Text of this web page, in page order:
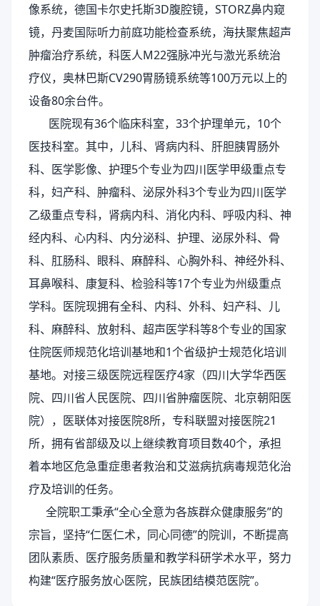
像系统，德国卡尔史托斯3D腹腔镜，STORZ鼻内窥
镜，丹麦国际听力前庭功能检查系统，海扶聚焦超声
肿瘤治疗系统，科医人M22强脉冲光与激光系统治
疗仪，奥林巴斯CV290胃肠镜系统等100万元以上的
设备80余台件。
医院现有36个临床科室，33个护理单元，10个
医技科室。其中，儿科、肾病内科、肝胆胰胃肠外
科、医学影像、护理5个专业为四川医学甲级重点专
科，妇产科、肿瘤科、泌尿外科3个专业为四川医学
乙级重点专科，肾病内科、消化内科、呼吸内科、神
经内科、心内科、内分泌科、护理、泌尿外科、骨
科、肛肠科、眼科、麻醉科、心胸外科、神经外科、
耳鼻喉科、康复科、检验科等17个专业为州级重点
学科。医院现拥有全科、内科、外科、妇产科、儿
科、麻醉科、放射科、超声医学科等8个专业的国家
住院医师规范化培训基地和1个省级护士规范化培训
基地。对接三级医院远程医疗4家（四川大学华西医
院、四川省人民医院、四川省肿瘤医院、北京朝阳医
院），医联体对接医院8所，专科联盟对接医院21
所，拥有省部级及以上继续教育项目数40个，承担
着本地区危急重症患者救治和艾滋病抗病毒规范化治
疗及培训的任务。
全院职工秉承“全心全意为各族群众健康服务”的
宗旨，坚持“仁医仁术，同心同德”的院训，不断提高
团队素质、医疗服务质量和教学科研学术水平，努力
构建“医疗服务放心医院，民族团结模范医院”。